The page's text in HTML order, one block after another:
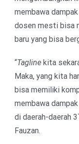
membawa
dosen mesti bisa
baru yang bisa
“Tagline kita
Maka, yang kita
bisa memiliki
membawa
di daerah-daerah
Fauzan.